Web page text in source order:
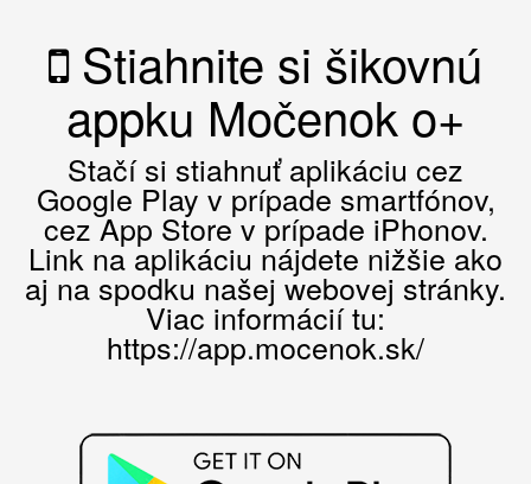
Stiahnite si šikovnú
appku Močenok o+
Stačí si stiahnuť aplikáciu cez
Google Play v prípade smartfónov,
cez App Store v prípade iPhonov.
Link na aplikáciu nájdete nižšie ako
aj na spodku našej webovej stránky.
Viac informácií tu:
https://app.mocenok.sk/